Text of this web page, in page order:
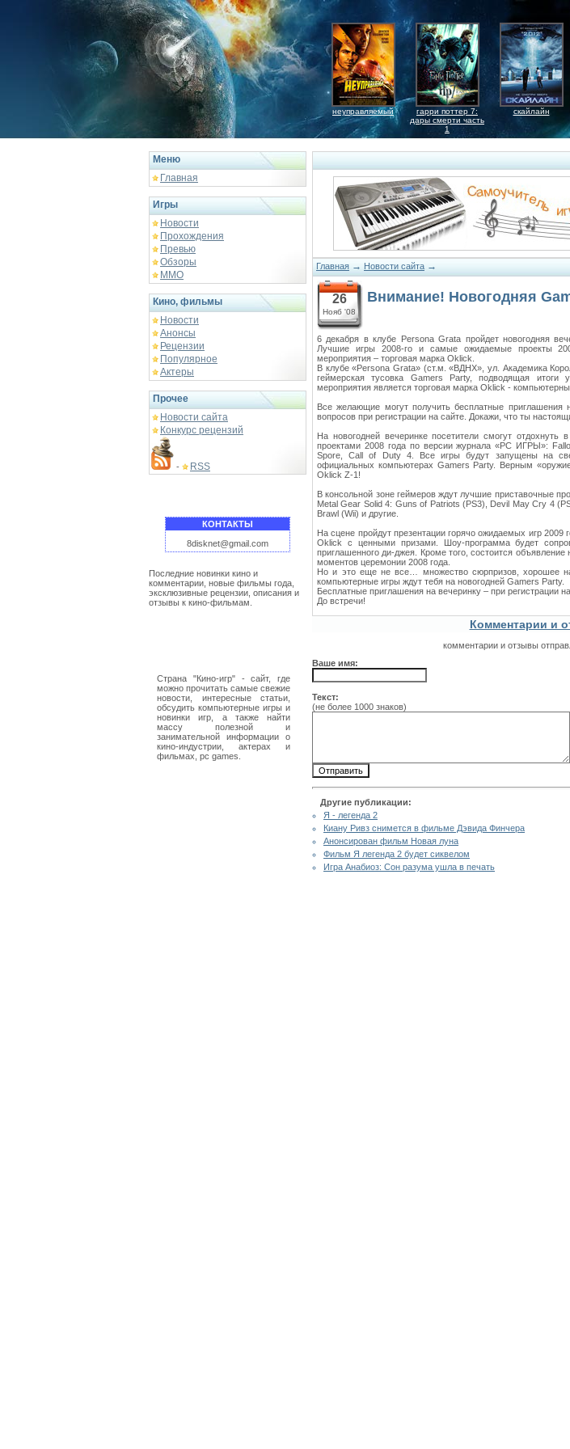
неуправляемый
гарри поттер 7:
дары смерти часть
1
скайлайн
Меню
Главная
Игры
Новости
Прохождения
Превью
Обзоры
ММО
Кино, фильмы
Новости
Анонсы
Рецензии
Популярное
Актеры
Прочее
Новости сайта
Конкурс рецензий
- RSS
КОНТАКТЫ
8disknet@gmail.com
Последние новинки кино и
комментарии, новые фильмы года,
эксклюзивные рецензии, описания и
отзывы к кино-фильмам.
Страна "Кино-игр" - сайт, где
можно прочитать самые свежие
новости, интересные статьи,
обсудить компьютерные игры и
новинки игр, а также найти
массу полезной и
занимательной информации о
кино-индустрии, актерах и
фильмах, pc games.
Главная → Новости сайта→
26
Нояб '08
Внимание! Новогодняя
6 декабря в клубе Persona Grata пройдет новогодняя
Лучшие игры 2008-го и самые ожидаемые проекты
мероприятия – торговая марка Oklick.
В клубе «Persona Grata» (ст.м. «ВДНХ», ул. Академика
геймерская тусовка Gamers Party, подводящая итоги
мероприятия является торговая марка Oklick -
Все желающие могут получить бесплатные приглашения
вопросов при регистрации на сайте. Докажи, что ты
На новогодней вечеринке посетители смогут
проектами 2008 года по версии журнала «РС ИГРЫ»:
Spore, Call of Duty 4. Все игры будут запущены на
официальных компьютерах Gamers Party. Верным
Oklick Z-1!
В консольной зоне геймеров ждут лучшие приставочные
Metal Gear Solid 4: Guns of Patriots (PS3), Devil May Cry 4
Brawl (Wii) и другие.
На сцене пройдут презентации горячо ожидаемых игр 2009
Oklick с ценными призами. Шоу-программа будет
приглашенного ди-джея. Кроме того, состоится
моментов церемонии 2008 года.
Но и это еще не все… множество сюрпризов, хорошее
компьютерные игры ждут тебя на новогодней Gamers Party.
Бесплатные приглашения на вечеринку – при регистрации
До встречи!
Комментарии и
комментарии и отзывы
Ваше имя:
Текст:
(не более 1000 знаков)
Другие публикации:
Я - легенда 2
Киану Ривз снимется в фильме Дэвида Финчера
Анонсирован фильм Новая луна
Фильм Я легенда 2 будет сиквелом
Игра Анабиоз: Сон разума ушла в печать